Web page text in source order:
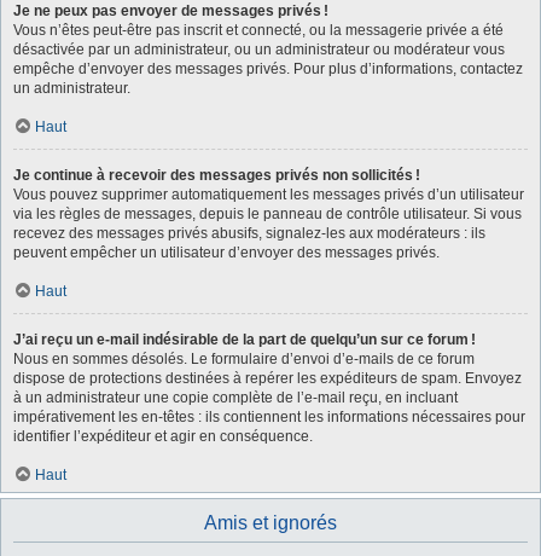
Je ne peux pas envoyer de messages privés !
Vous n’êtes peut-être pas inscrit et connecté, ou la messagerie privée a été
désactivée par un administrateur, ou un administrateur ou modérateur vous
empêche d’envoyer des messages privés. Pour plus d’informations, contactez
un administrateur.
Haut
Je continue à recevoir des messages privés non sollicités !
Vous pouvez supprimer automatiquement les messages privés d’un utilisateur
via les règles de messages, depuis le panneau de contrôle utilisateur. Si vous
recevez des messages privés abusifs, signalez-les aux modérateurs : ils
peuvent empêcher un utilisateur d’envoyer des messages privés.
Haut
J’ai reçu un e-mail indésirable de la part de quelqu’un sur ce forum !
Nous en sommes désolés. Le formulaire d’envoi d’e-mails de ce forum
dispose de protections destinées à repérer les expéditeurs de spam. Envoyez
à un administrateur une copie complète de l’e-mail reçu, en incluant
impérativement les en-têtes : ils contiennent les informations nécessaires pour
identifier l’expéditeur et agir en conséquence.
Haut
Amis et ignorés